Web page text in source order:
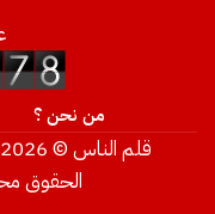
من نحن ؟
الحقوق